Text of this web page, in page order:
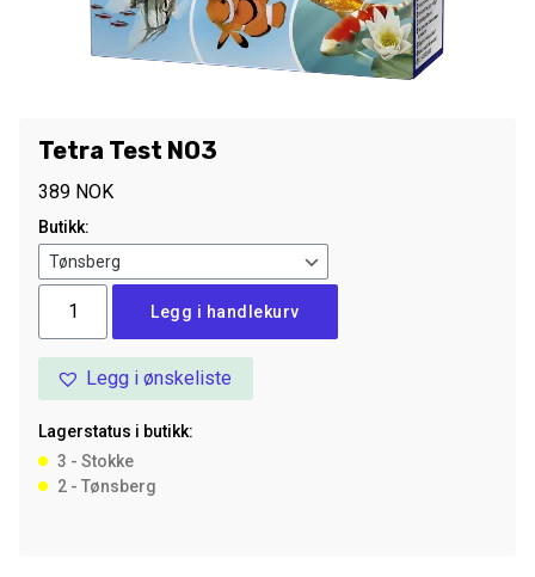
Tetra Test NO3
389 NOK
Butikk:
Test
NO3
antall
Legg i handlekurv
Legg i ønskeliste
Lagerstatus i butikk:
3 - Stokke
2 - Tønsberg